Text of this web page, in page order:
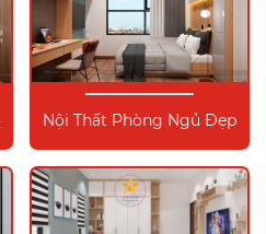
Nội Thất Phòng Ngủ Đẹp